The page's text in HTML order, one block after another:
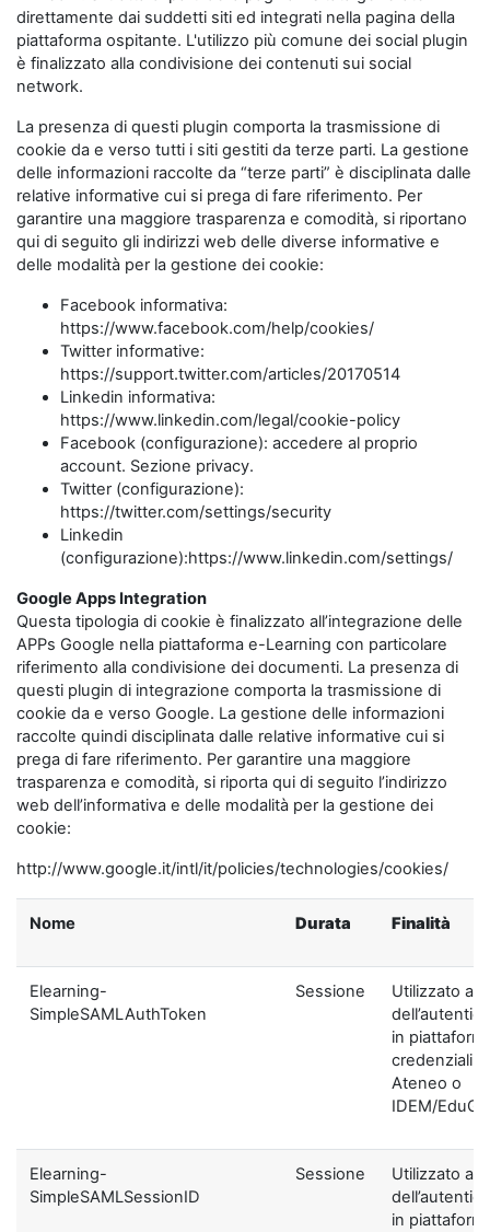
direttamente dai suddetti siti ed integrati nella pagina della
piattaforma ospitante. L'utilizzo più comune dei social plugin
è finalizzato alla condivisione dei contenuti sui social
network.
La presenza di questi plugin comporta la trasmissione di
cookie da e verso tutti i siti gestiti da terze parti. La gestione
delle informazioni raccolte da “terze parti” è disciplinata dalle
relative informative cui si prega di fare riferimento. Per
garantire una maggiore trasparenza e comodità, si riportano
qui di seguito gli indirizzi web delle diverse informative e
delle modalità per la gestione dei cookie:
Facebook informativa:
https://www.facebook.com/help/cookies/
Twitter informative:
https://support.twitter.com/articles/20170514
Linkedin informativa:
https://www.linkedin.com/legal/cookie-policy
Facebook (configurazione): accedere al proprio
account. Sezione privacy.
Twitter (configurazione):
https://twitter.com/settings/security
Linkedin
(configurazione):https://www.linkedin.com/settings/
Google Apps Integration
Questa tipologia di cookie è finalizzato all’integrazione delle
APPs Google nella piattaforma e-Learning con particolare
riferimento alla condivisione dei documenti. La presenza di
questi plugin di integrazione comporta la trasmissione di
cookie da e verso Google. La gestione delle informazioni
raccolte quindi disciplinata dalle relative informative cui si
prega di fare riferimento. Per garantire una maggiore
trasparenza e comodità, si riporta qui di seguito l’indirizzo
web dell’informativa e delle modalità per la gestione dei
cookie:
http://www.google.it/intl/it/policies/technologies/cookies/
Nome Durata Finalità
Elearning-
SimpleSAMLAuthToken
Sessione
Utilizzato ai
in
credenziali di
Ateneo o
IDEM/
Elearning-
SimpleSAMLSessionID
Sessione
Utilizzato ai
in